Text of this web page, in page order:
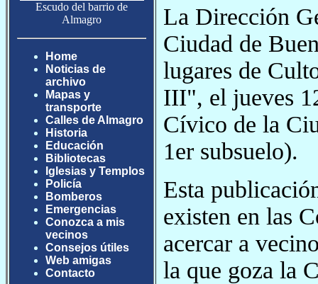
Escudo del barrio de
Almagro
Home
Noticias de
archivo
Mapas y
transporte
Calles de Almagro
Historia
Educación
Bibliotecas
Iglesias y Templos
Policía
Bomberos
Emergencias
Conozca a mis
vecinos
Consejos útiles
Web amigas
Contacto
La Dirección
Ciudad de
lugares de
III", el jueves
Cívico de la
1er subsuelo).
Esta
existen en las
acercar a
la que goza la